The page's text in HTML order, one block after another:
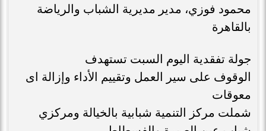
محمود فوزي، مدير مديرية الشباب والرياضة
بالقاهرة
جولة تفقدية اليوم السبت تستهدف
الوقوف على سير العمل وتقييم الأداء وإزالة اى
معوقات
شملت مركز التنمية شبابية بالخيالة ومركزي